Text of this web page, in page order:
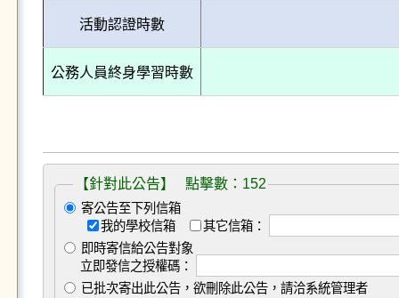
活動認證時數
公務人員終身學習時數
【針對此公告】 點擊數：152
寄公告至下列信箱
我的學校信箱
其它信箱：
即時寄信給公告對象
立即發信之授權碼：
已批次寄出此公告，欲刪除此公告，請洽系統管理者